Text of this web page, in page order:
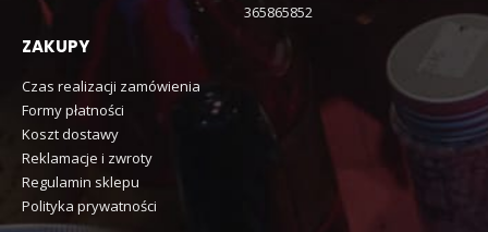
365865852
ZAKUPY
Czas realizacji zamówienia
Formy płatności
Koszt dostawy
Reklamacje i zwroty
Regulamin sklepu
Polityka prywatności